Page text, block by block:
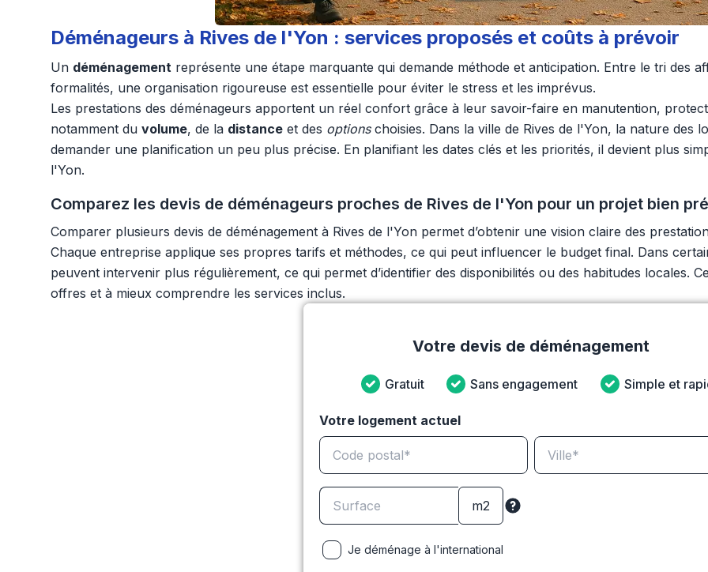
Déménageurs à Rives de l'Yon : services proposés et coûts à prévoir
Un déménagement représente une étape marquante qui demande méthode et anticipation. Entre le tri des
formalités, une organisation rigoureuse est essentielle pour éviter le stress et les imprévus.
Les prestations des déménageurs apportent un réel confort grâce à leur savoir-faire en manutention,
notamment du volume, de la distance et des optionschoisies. Dans la ville de Rives de l'Yon, la nature des
demander une planification un peu plus précise. En planifiant les dates clés et les priorités, il devient plus
l'Yon.
Comparez les devis de déménageurs proches de Rives de l'Yon pour un projet bien
Comparer plusieurs devis de déménagement à Rives de l'Yon permet d’obtenir une vision claire des
Chaque entreprise applique ses propres tarifs et méthodes, ce qui peut influencer le budget final. Dans
peuvent intervenir plus régulièrement, ce qui permet d’identifier des disponibilités ou des habitudes locales.
offres et à mieux comprendre les services inclus.
Votre devis de déménagement
Gratuit Sans engagement Simple et
Votre logement actuel
Je déménage à l'international